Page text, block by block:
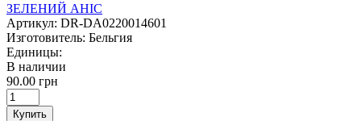
ЗЕЛЕНИЙ АНІС
Артикул: DR-DA0220014601
Изготовитель: Бельгия
Единицы:
В наличии
90.00 грн
Купить